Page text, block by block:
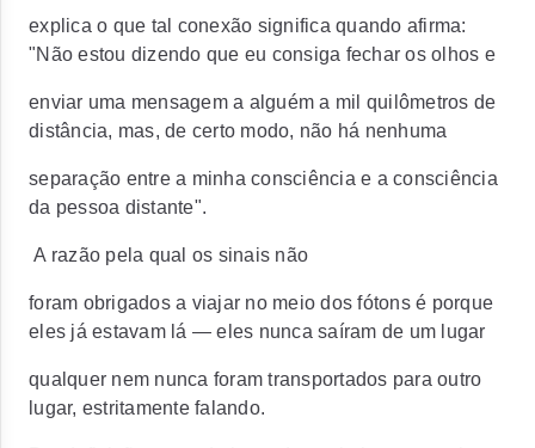
explica o que tal conexão significa quando afirma:
"Não estou dizendo que eu consiga fechar os olhos e
enviar uma mensagem a alguém a mil quilômetros de
distância, mas, de certo modo, não há nenhuma
separação entre a minha consciência e a consciência
da pessoa distante".
A razão pela qual os sinais não
foram obrigados a viajar no meio dos fótons é porque
eles já estavam lá — eles nunca saíram de um lugar
qualquer nem nunca foram transportados para outro
lugar, estritamente falando.